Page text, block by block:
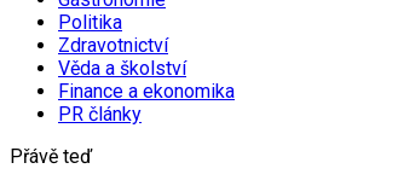
Politika
Zdravotnictví
Věda a školství
Finance a ekonomika
PR články
Přávě teď